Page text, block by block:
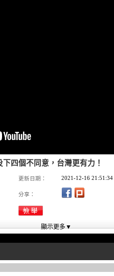
四個不同意，台灣更有力！
更新日期： 2021-12-16 21:51:34
分享：